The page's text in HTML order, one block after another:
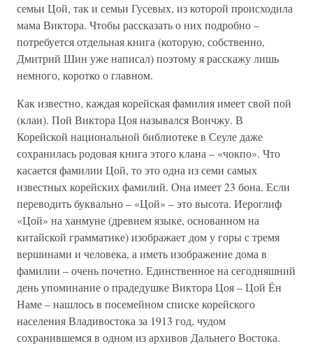
семьи Цой, так и семьи Гусевых, из которой происходила
мама Виктора. Чтобы рассказать о них подробно –
потребуется отдельная книга (которую, собственно,
Дмитрий Шин уже написал) поэтому я расскажу лишь
немного, коротко о главном.
Как известно, каждая корейская фамилия имеет свой пой
(клан). Пой Виктора Цоя назывался Вончжу. В
Корейской национальной библиотеке в Сеуле даже
сохранилась родовая книга этого клана – «чокпо». Что
касается фамилии Цой, то это одна из семи самых
известных корейских фамилий. Она имеет 23 бона. Если
переводить буквально – «Цой» – это высота. Иероглиф
«Цой» на ханмуне (древнем языке, основанном на
китайской грамматике) изображает дом у горы с тремя
вершинами и человека, а иметь изображение дома в
фамилии – очень почетно. Единственное на сегодняшний
день упоминание о прадедушке Виктора Цоя – Цой Ён
Наме – нашлось в посемейном списке корейского
населения Владивостока за 1913 год, чудом
сохранившемся в одном из архивов Дальнего Востока.